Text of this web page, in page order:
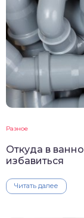
Разное
Откуда в
избавиться
Читать далее